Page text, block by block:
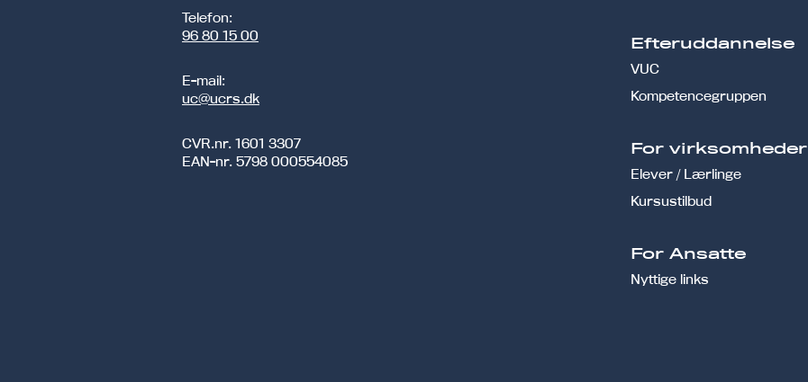
Telefon:
96 80 15 00
E-mail:
uc@ucrs.dk
CVR.nr. 1601 3307
EAN-nr. 5798 000554085
Efteruddannelse
VUC
Kompetencegruppen
For virksomheder
Elever / Lærlinge
Kursustilbud
For Ansatte
Nyttige links